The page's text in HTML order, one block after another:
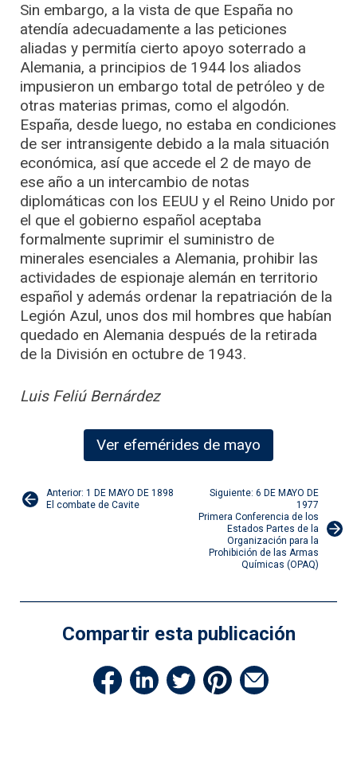
Sin embargo, a la vista de que España no
atendía adecuadamente a las peticiones
aliadas y permitía cierto apoyo soterrado a
Alemania, a principios de 1944 los aliados
impusieron un embargo total de petróleo y de
otras materias primas, como el algodón.
España, desde luego, no estaba en condiciones
de ser intransigente debido a la mala situación
económica, así que accede el 2 de mayo de
ese año a un intercambio de notas
diplomáticas con los EEUU y el Reino Unido por
el que el gobierno español aceptaba
formalmente suprimir el suministro de
minerales esenciales a Alemania, prohibir las
actividades de espionaje alemán en territorio
español y además ordenar la repatriación de la
Legión Azul, unos dos mil hombres que habían
quedado en Alemania después de la retirada
de la División en octubre de 1943.
Luis Feliú Bernárdez
Ver efemérides de mayo
Navegación
Anterior: 1 DE MAYO DE 1898
El combate de Cavite
Siguiente: 6 DE MAYO DE
1977
Primera Conferencia de los
Estados Partes de la
Organización para la
Prohibición de las Armas
Químicas (OPAQ)
Compartir esta publicación